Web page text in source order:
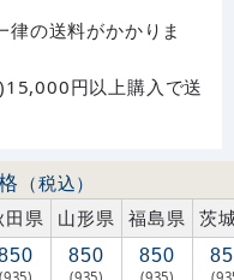
律の送料がかかりま
円以上購入で送
（税込）
田県 山形県 福島県 茨
850 850